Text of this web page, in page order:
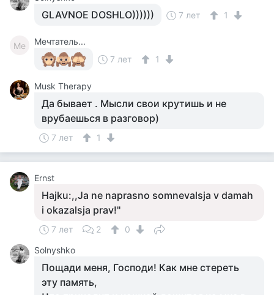
GLAVNOE DOSHLO)))))) 7 лет 1
Ме
Мечтатель...
7 лет
1
Musk Therapy
Да бывает . Мысли свои крутишь и не
врубаешься в разговор)
7 лет 1
Ernst
Hajku:,,Ja ne naprasno somnevalsja v damah
i okazalsja prav!''
7 лет 2
0
Solnyshko
Пощади меня, Господи! Как мне стереть
эту память,